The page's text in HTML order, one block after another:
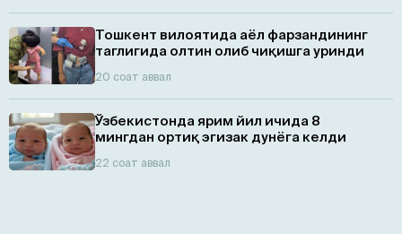
Тошкент вилоятида аёл фарзандининг
таглигида олтин олиб чиқишга уринди
20 соат аввал
Ўзбекистонда ярим йил ичида 8
мингдан ортиқ эгизaк дунёга келди
22 соат аввал